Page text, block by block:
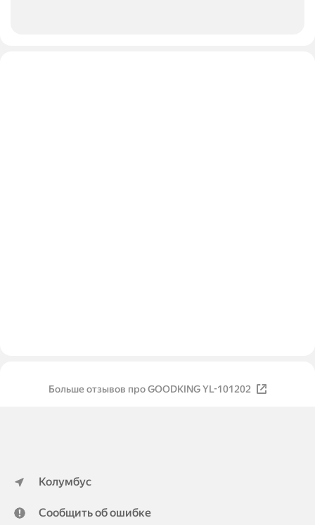
Больше отзывов про GOODKING YL-101202
Колумбус
Сообщить об ошибке